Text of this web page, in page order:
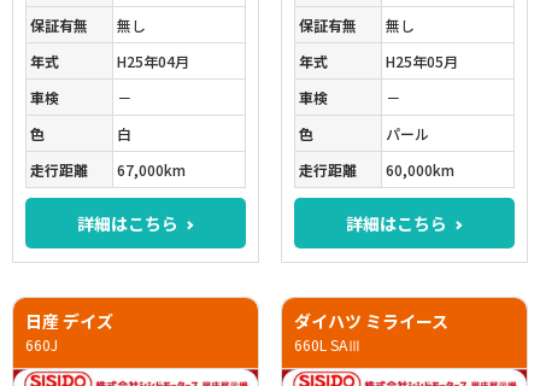
保証有無
無し
年式
H25年04月
車検
－
色
白
走行距離
67,000km
詳細はこちら
保証有無
無し
年式
H25年05月
車検
－
色
パール
走行距離
60,000km
詳細はこちら
日産 デイズ
660J
ダイハツ ミライース
660L SAⅢ